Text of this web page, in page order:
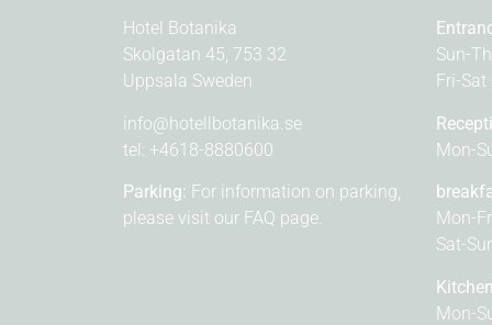
Hotel Botanika
Skolgatan 45, 753 32
Uppsala Sweden
info@hotellbotanika.se
tel: +4618-8880600
Parking: For information on parking,
please visit our FAQ page.
Sun-
Fri-
Mon-
Mon-
Sat-
Kitchen
Mon-